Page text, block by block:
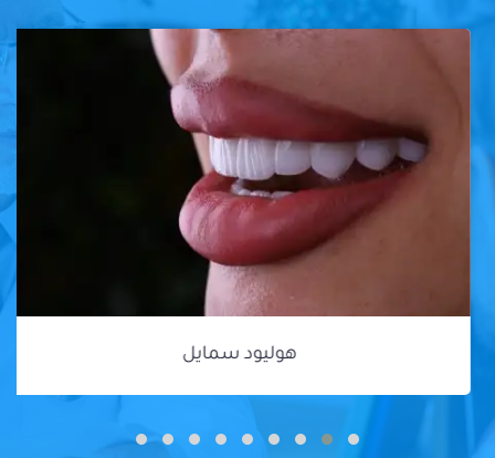
هوليود سمايل